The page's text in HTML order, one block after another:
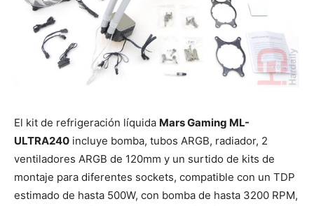
El kit de refrigeración líquida Mars Gaming ML-
ULTRA240 incluye bomba, tubos ARGB, radiador, 2
ventiladores ARGB de 120mm y un surtido de kits de
montaje para diferentes sockets, compatible con un TDP
estimado de hasta 500W, con bomba de hasta 3200 RPM,